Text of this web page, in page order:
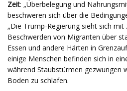
Zeit: „Überbelegung und
beschweren sich über die
„Die Trump-Regierung sieht sich mit
Beschwerden von Migranten über
Essen und andere Härten in
einige Menschen befinden sich in
während Staubstürmen gezwungen
Boden zu schlafen.